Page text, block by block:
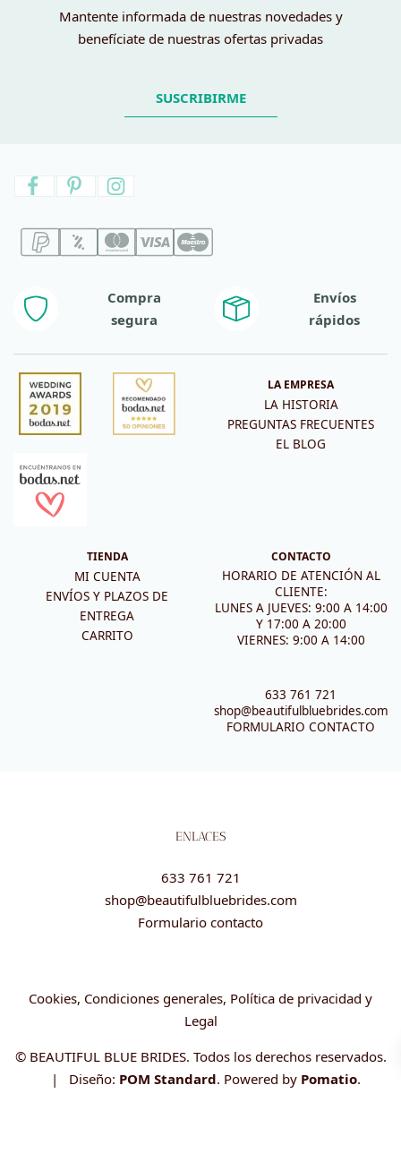
Mantente informada de nuestras novedades y
benefíciate de nuestras ofertas privadas
SUSCRIBIRME
Compra
segura
Envíos
rápidos
LA EMPRESA
LA HISTORIA
PREGUNTAS FRECUENTES
EL BLOG
TIENDA
MI CUENTA
ENVÍOS Y PLAZOS DE
ENTREGA
CARRITO
CONTACTO
HORARIO DE ATENCIÓN AL
CLIENTE:
LUNES A JUEVES: 9:00 A 14:00
Y 17:00 A 20:00
VIERNES: 9:00 A 14:00
633 761 721
shop@beautifulbluebrides.com
FORMULARIO CONTACTO
ENLACES
633 761 721
shop@beautifulbluebrides.com
Formulario contacto
Cookies, Condiciones generales, Política de privacidad y
Legal
© BEAUTIFUL BLUE BRIDES. Todos los derechos reservados.
| Diseño: POM Standard. Powered by Pomatio.